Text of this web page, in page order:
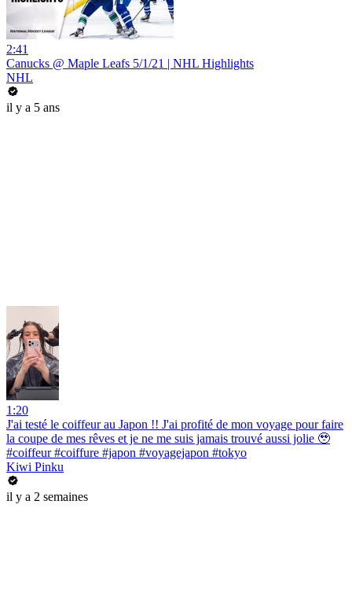
2:41
Canucks @ Maple Leafs 5/1/21 | NHL Highlights
NHL
il y a 5 ans
1:20
J'ai testé le coiffeur au Japon !! J'ai profité de mon voyage pour faire
la coupe de mes rêves et je ne me suis jamais trouvé aussi jolie 🥹
#coiffeur #coiffure #japon #voyagejapon #tokyo
Kiwi Pinku
il y a 2 semaines